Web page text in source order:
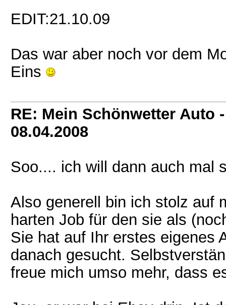
EDIT:21.10.09
Das war aber noch vor dem
Eins
RE: Mein Schönwetter Auto
08.04.2008
Soo.... ich will dann auch mal
Also generell bin ich stolz auf
harten Job für den sie als
Sie hat auf Ihr erstes eigenes
danach gesucht.
freue mich umso mehr, dass